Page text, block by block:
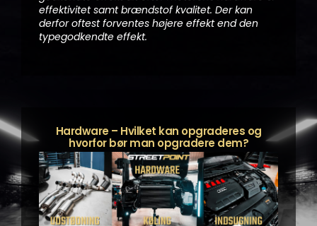
effektivitet samt brændstof kvalitet. Der kan
derfor oftest forventes højere effekt end den
typegodkendte effekt.
Hardware – Hvilket kan opgraderes og
hvorfor bør man opgradere dem?